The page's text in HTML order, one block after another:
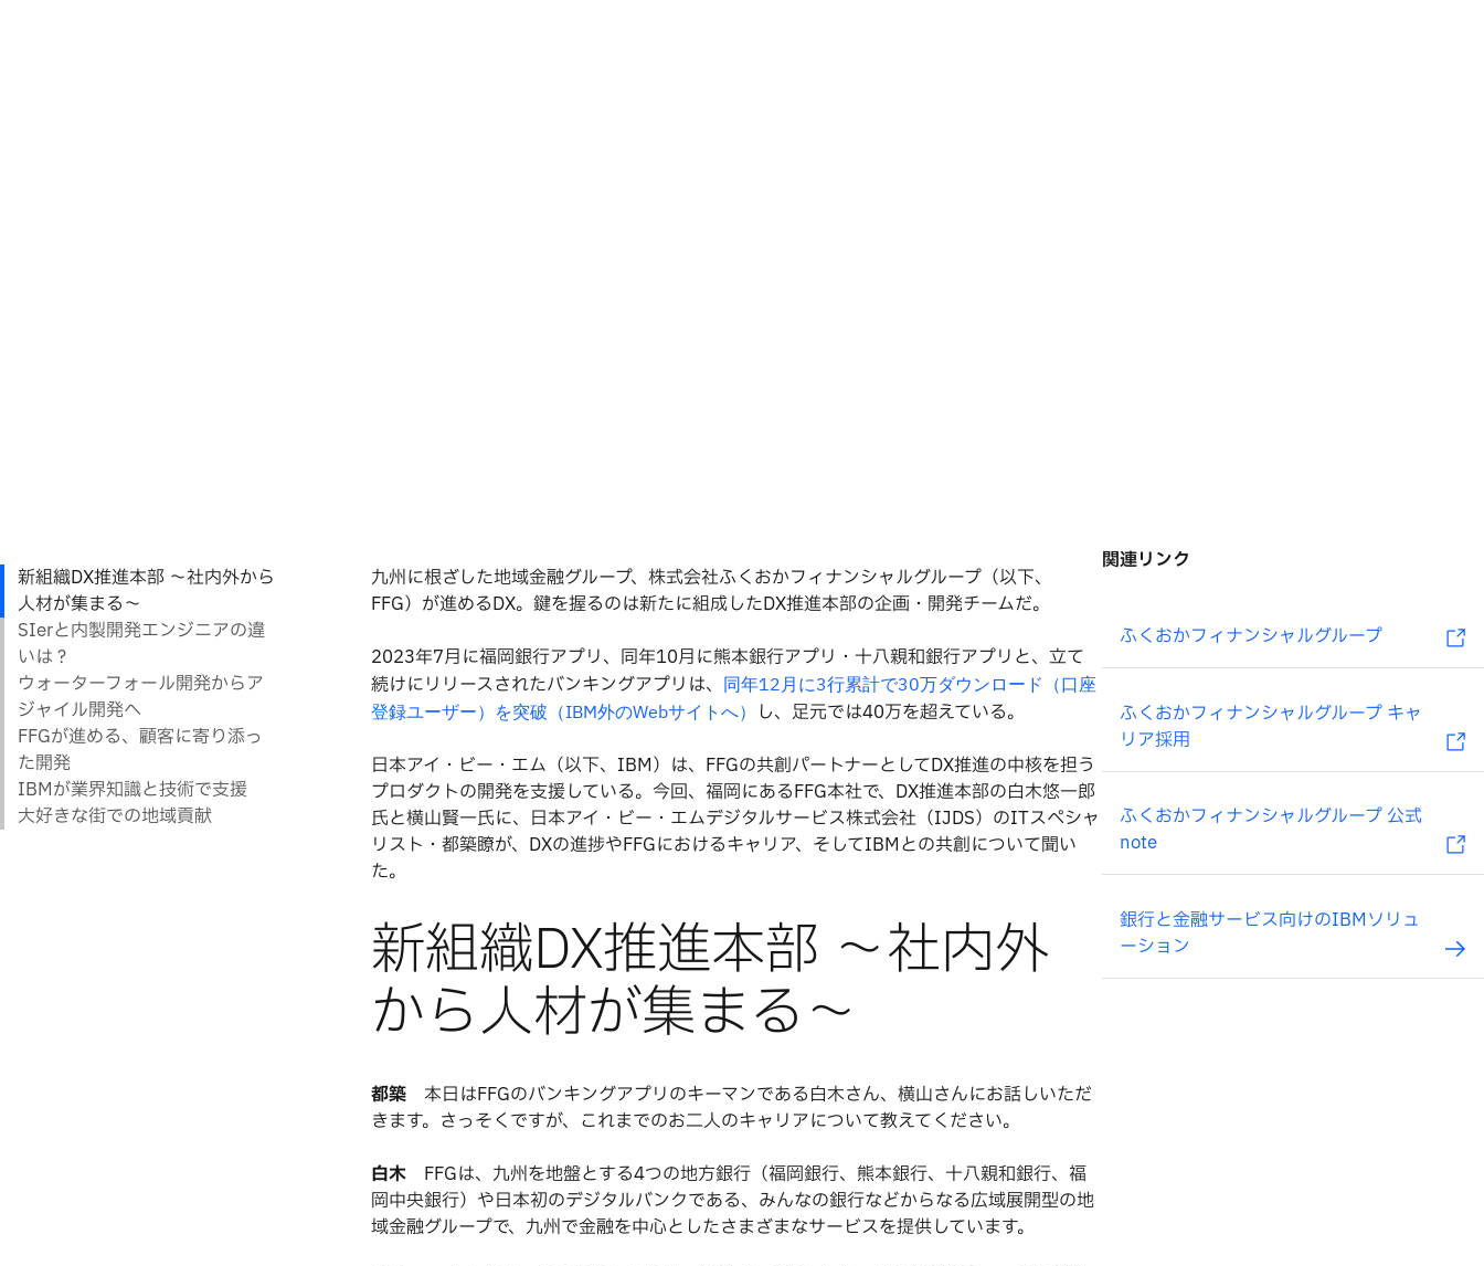
九州に根ざした地域金融グループ、株式会社ふくおかフィナンシャルグループ（以下、
FFG）が進めるDX。鍵を握るのは新たに組成したDX推進本部の企画・開発チームだ。
2023年7月に福岡銀行アプリ、同年10月に熊本銀行アプリ・十八親和銀行アプリと、立て
続けにリリースされたバンキングアプリは、 同年12月に3行累計で30万ダウンロード（口座
登録ユーザー）を突破（IBM外のWebサイトへ）
し、足元では40万を超えている。
日本アイ・ビー・エム（以下、IBM）は、FFGの共創パートナーとしてDX推進の中核を担う
プロダクトの開発を支援している。今回、福岡にあるFFG本社で、DX推進本部の白木悠一郎
氏と横山賢一氏に、日本アイ・ビー・エムデジタルサービス株式会社（IJDS）のITスペシャ
リスト・都築瞭が、DXの進捗やFFGにおけるキャリア、そしてIBMとの共創について聞い
た。
新組織DX推進本部 〜社内外
から人材が集まる〜
都築 本日はFFGのバンキングアプリのキーマンである白木さん、横山さんにお話しいただ
きます。さっそくですが、これまでのお二人のキャリアについて教えてください。
白木 FFGは、九州を地盤とする4つの地方銀行（福岡銀行、熊本銀行、十八親和銀行、福
岡中央銀行）や日本初のデジタルバンクである、みんなの銀行などからなる広域展開型の地
域金融グループで、九州で金融を中心としたさまざまなサービスを提供しています。
関連リンク
ふくおかフィナンシャルグループ
ふくおかフィナンシャルグループ キャ
リア採用
ふくおかフィナンシャルグループ 公式
note
銀行と金融サービス向けのIBMソリュ
ーション